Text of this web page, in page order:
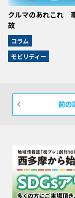
クルマのあれこれ
故
コラム
モビリティー
前の